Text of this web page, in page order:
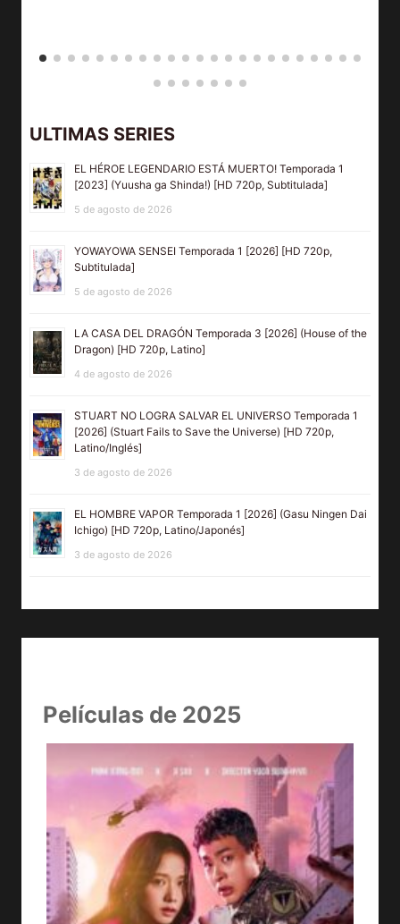
ULTIMAS SERIES
EL HÉROE LEGENDARIO ESTÁ MUERTO! Temporada 1
[2023] (Yuusha ga Shinda!) [HD 720p, Subtitulada]
5 de agosto de 2026
YOWAYOWA SENSEI Temporada 1 [2026] [HD 720p,
Subtitulada]
5 de agosto de 2026
LA CASA DEL DRAGÓN Temporada 3 [2026] (House of the
Dragon) [HD 720p, Latino]
4 de agosto de 2026
STUART NO LOGRA SALVAR EL UNIVERSO Temporada 1
[2026] (Stuart Fails to Save the Universe) [HD 720p,
Latino/Inglés]
3 de agosto de 2026
EL HOMBRE VAPOR Temporada 1 [2026] (Gasu Ningen Dai
Ichigo) [HD 720p, Latino/Japonés]
3 de agosto de 2026
Películas de 2025